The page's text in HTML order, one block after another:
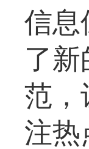
信息
了
范，
注热